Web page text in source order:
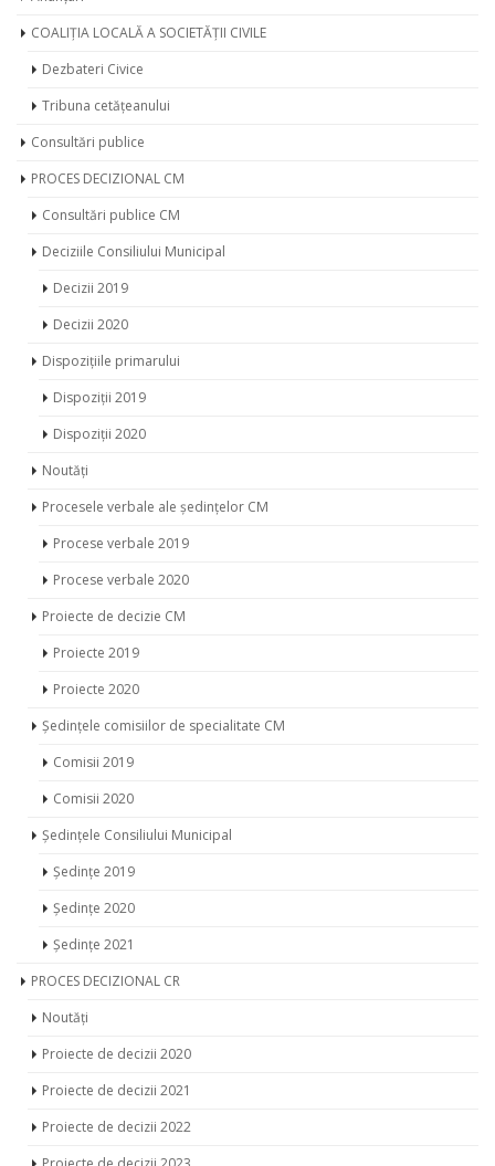
COALIȚIA LOCALĂ A SOCIETĂȚII CIVILE
Dezbateri Civice
Tribuna cetățeanului
Consultări publice
PROCES DECIZIONAL CM
Consultări publice CM
Deciziile Consiliului Municipal
Decizii 2019
Decizii 2020
Dispozițiile primarului
Dispoziții 2019
Dispoziții 2020
Noutăți
Procesele verbale ale ședințelor CM
Procese verbale 2019
Procese verbale 2020
Proiecte de decizie CM
Proiecte 2019
Proiecte 2020
Ședințele comisiilor de specialitate CM
Comisii 2019
Comisii 2020
Ședințele Consiliului Municipal
Ședințe 2019
Ședințe 2020
Ședințe 2021
PROCES DECIZIONAL CR
Noutăți
Proiecte de decizii 2020
Proiecte de decizii 2021
Proiecte de decizii 2022